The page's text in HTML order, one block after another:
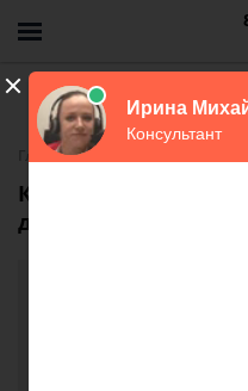
Главная-FAQ
Как происходит
долях?